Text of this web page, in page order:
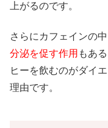
上がるのです。
さらにカフェインの
分泌を促す作用 もあ
ヒーを飲むのがダイ
理由です。